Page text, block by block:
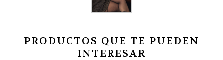
PRODUCTOS QUE TE PUEDEN
INTERESAR